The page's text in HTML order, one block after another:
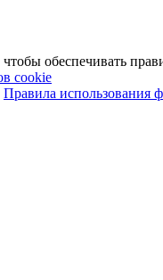
обеспечивать
cookie
Правила использования